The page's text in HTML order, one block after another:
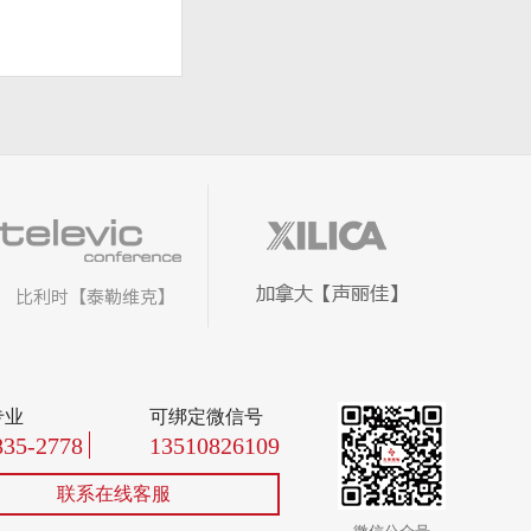
业
2778
可绑定微信号
13510826109
联系在线客服